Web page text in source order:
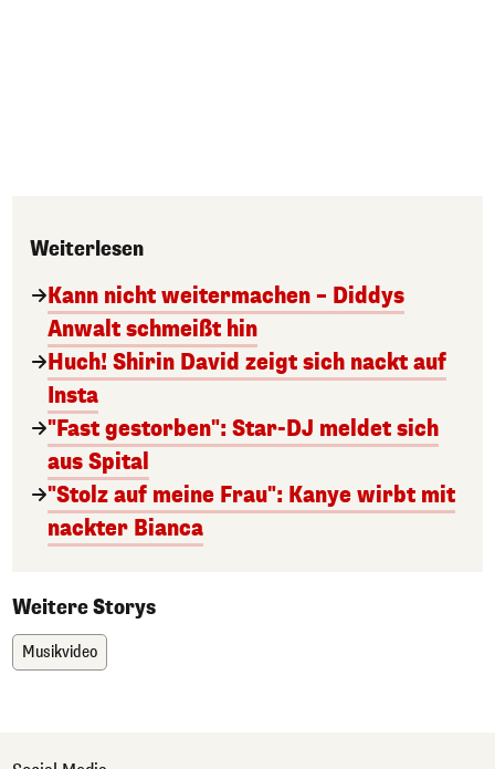
Weiterlesen
Kann nicht weitermachen – Diddys
Anwalt schmeißt hin
Huch! Shirin David zeigt sich nackt auf
Insta
"Fast gestorben": Star-DJ meldet sich
aus Spital
"Stolz auf meine Frau": Kanye wirbt mit
nackter Bianca
Weitere Storys
Musikvideo